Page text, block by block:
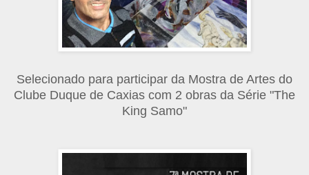
Selecionado para participar da Mostra de Artes do
Clube Duque de Caxias com 2 obras da Série "The
King Samo"